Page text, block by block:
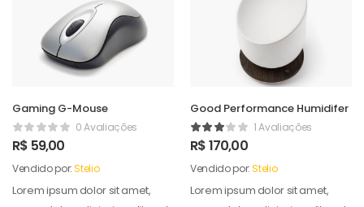
Gaming G-Mouse
0 Avaliações
R$ 59,00
Vendido por:Stelio
Lorem ipsum dolor sit amet,
Good Performance Humidifer
1 Avaliações
R$170,00
Vendido por:Stelio
Lorem ipsum dolor sit amet,